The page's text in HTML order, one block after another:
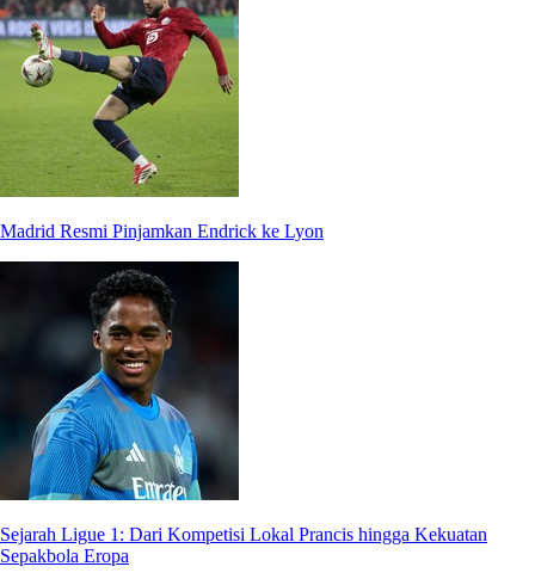
Madrid Resmi Pinjamkan Endrick ke Lyon
Sejarah Ligue 1: Dari Kompetisi Lokal Prancis hingga Kekuatan
Sepakbola Eropa